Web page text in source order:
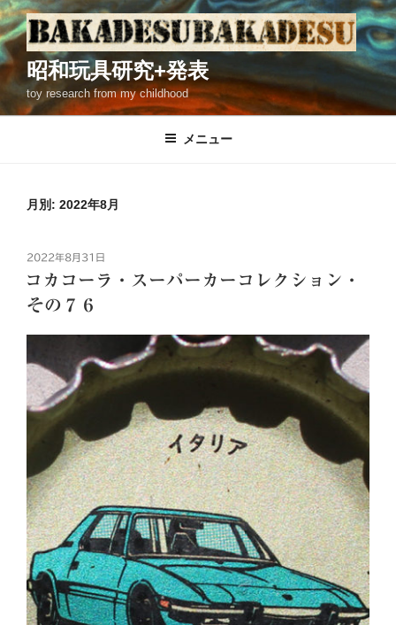
コ
ン
テ
ン
ツ
へ
昭和玩具研究+発表
toy research from my childhood
メニュー
月別: 2022年8月
投
日:
2022年8月31日
コカコーラ・スーパーカーコレクション・
その７６